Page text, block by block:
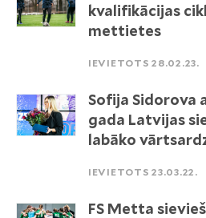
kvalifikācijas
mettietes
IEVIETOTS 28.02.23.
Sofija Sidorova
gada Latvijas
labāko
IEVIETOTS 23.03.22.
FS Metta